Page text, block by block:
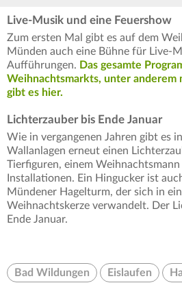
Live-Musik und eine Feuershow
Zum ersten Mal gibt es auf dem
Münden auch eine Bühne für Live-
Aufführungen. Das gesamte
Weihnachtsmarkts, unter anderem
gibt es hier.
Lichterzauber bis Ende Januar
Wie in vergangenen Jahren gibt es
Wallanlagen erneut einen
Tierfiguren, einem
Installationen. Ein Hingucker ist
Mündener Hagelturm, der sich in
Weihnachtskerze verwandelt. Der
Ende Januar.
Bad Wildungen Eislaufen